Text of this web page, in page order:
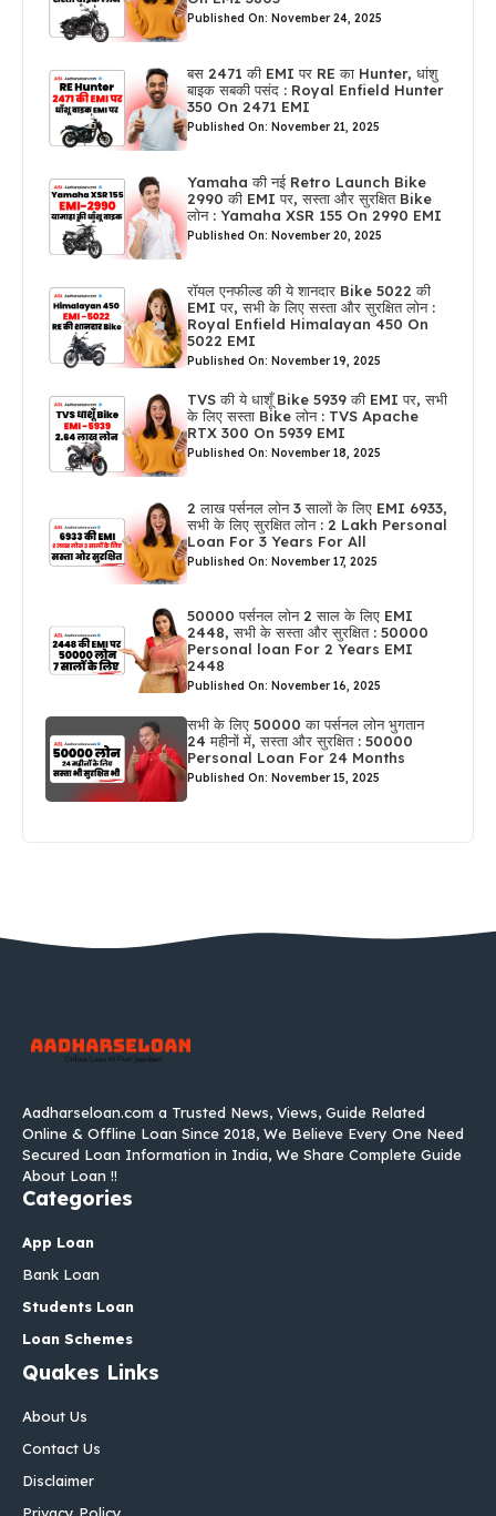
Published On: November 24, 2025
बस 2471 की EMI पर RE का Hunter, धांशु
बाइक सबकी पसंद : Royal Enfield Hunter
350 On 2471 EMI
Published On: November 21, 2025
Yamaha की नई Retro Launch Bike
2990 की EMI पर, सस्ता और सुरक्षित Bike
लोन : Yamaha XSR 155 On 2990 EMI
Published On: November 20, 2025
रॉयल एनफील्ड की ये शानदार Bike 5022 की
EMI पर, सभी के लिए सस्ता और सुरक्षित लोन :
Royal Enfield Himalayan 450 On
5022 EMI
Published On: November 19, 2025
TVS की ये धाशूँ Bike 5939 की EMI पर, सभी
के लिए सस्ता Bike लोन : TVS Apache
RTX 300 On 5939 EMI
Published On: November 18, 2025
2 लाख पर्सनल लोन 3 सालों के लिए EMI 6933,
सभी के लिए सुरक्षित लोन : 2 Lakh Personal
Loan For 3 Years For All
Published On: November 17, 2025
50000 पर्सनल लोन 2 साल के लिए EMI
2448, सभी के सस्ता और सुरक्षित : 50000
Personal loan For 2 Years EMI
2448
Published On: November 16, 2025
सभी के लिए 50000 का पर्सनल लोन भुगतान
24 महीनों में, सस्ता और सुरक्षित : 50000
Personal Loan For 24 Months
Published On: November 15, 2025
Aadharseloan.com a Trusted News, Views, Guide Related
Online & Offline Loan Since 2018, We Believe Every One Need
Secured Loan Information in India, We Share Complete Guide
About Loan !!
Categories
App Loan
Bank Loan
Students Loan
Loan Schemes
Quakes Links
About Us
Contact Us
Disclaimer
Privacy Policy